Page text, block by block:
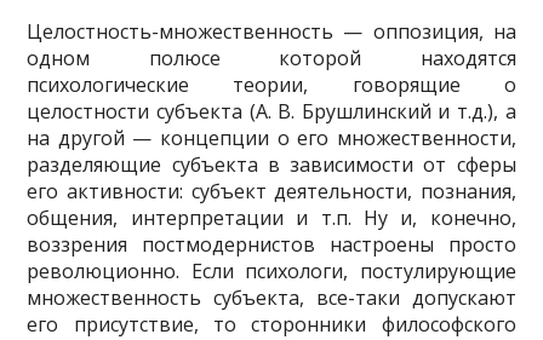
Целостность-множественность — оппозиция, на
одном полюсе которой находятся
психологические тео­рии, говорящие о
целостности субъекта (А. В. Бруш­линский и т.д.), а
на другой — концепции о его множе­ственности,
разделяющие субъекта в зависимости от сферы
его активности: субъект деятельности, позна­ния,
общения, интерпретации и т.п. Ну и, конечно,
воззрения постмодернистов настроены просто
рево­люционно. Если психологи, постулирующие
множе­ственность субъекта, все-таки допускают
его при­сутствие, то сторонники философского